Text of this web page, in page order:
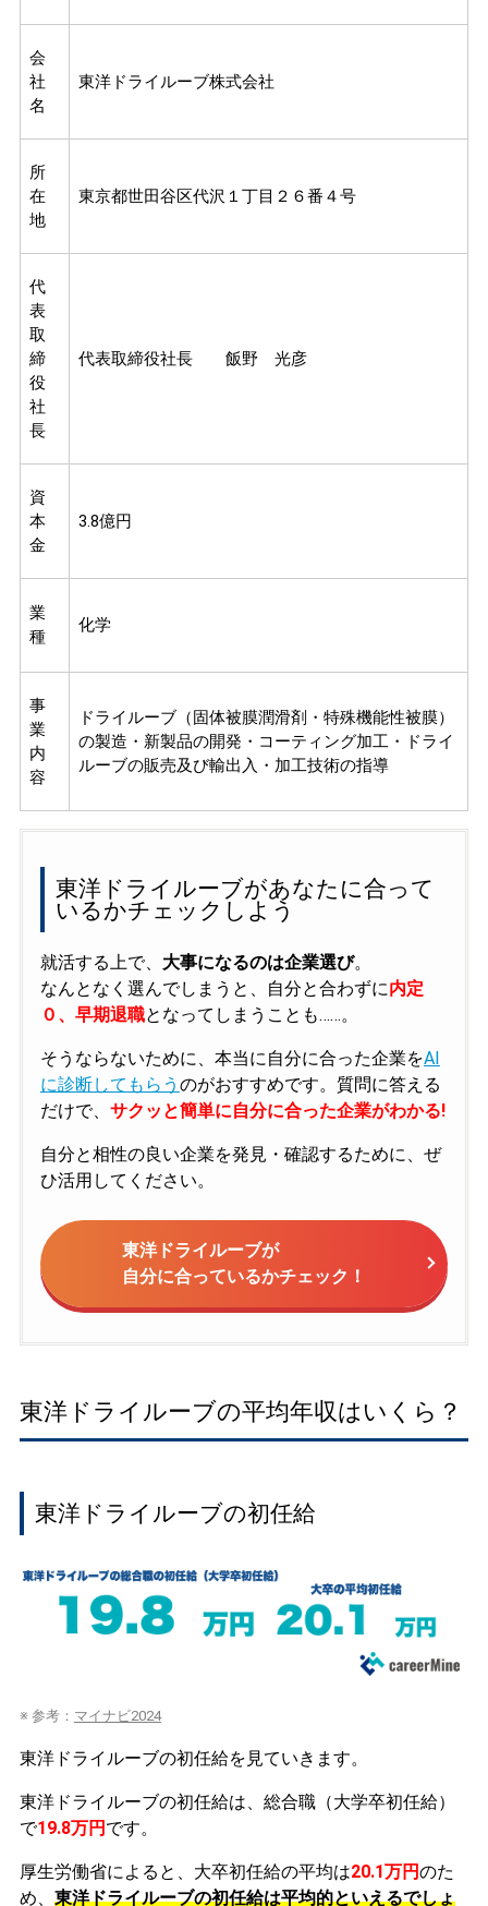
会
社
名
東洋ドライルーブ株式会社
所
在
地
東京都世田谷区代沢１丁目２６番４号
代
表
取
締
役
社
長
代表取締役社長 飯野 光彦
資
本
金
3.8億円
業
種
化学
事
業
内
容
ドライルーブ（固体被膜潤滑剤・特殊機能性被膜）
の製造・新製品の開発・コーティング加工・ドライ
ルーブの販売及び輸出入・加工技術の指導
東洋ドライルーブがあなたに合って
いるかチェックしよう
就活する上で、 大事になるのは企業選び。
なんとなく選んでしまうと、自分と合わずに内定
０、早期退職となってしまうことも……。
そうならないために、本当に自分に合った企業をAI
に診断してもらう のがおすすめです。質問に答える
だけで、 サクッと簡単に自分に合った企業がわかる!
自分と相性の良い企業を発見・確認するために、ぜ
ひ活用してください。
東洋ドライルーブが
自分に合っているかチェック！
東洋ドライルーブの平均年収はいくら？
東洋ドライルーブの初任給
※ 参考： マイナビ2024
東洋ドライルーブの初任給を見ていきます。
東洋ドライルーブの初任給は、総合職（大学卒初任給）
で19.8万円 です。
厚生労働省によると、大卒初任給の平均は20.1万円のた
め、 東洋ドライルーブの初任給は平均的といえるでしょ